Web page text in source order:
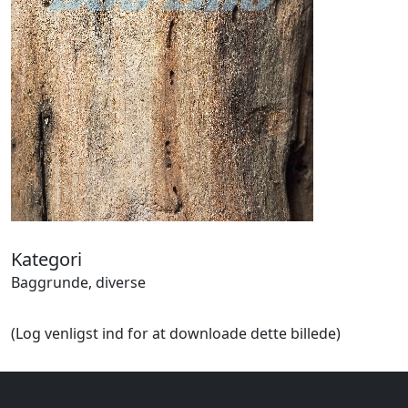
Halloween
Håndværk
Haven
Huse, bygninger
Jagt
Jul
Kærlighed, bryllup
Kommunikation, nyhedsformidling
Køretøjer
Landbrug
Lov, orden
Lyd, billede
Mad, drikke
Mærkedage
Mennesker
Kategori
Baggrunde, diverse
(Log venligst ind for at downloade dette billede)